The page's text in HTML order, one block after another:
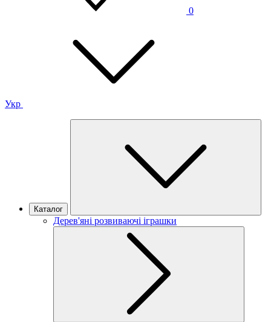
0
Укр
Каталог
Дерев'яні розвиваючі іграшки